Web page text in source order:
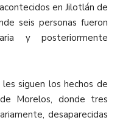
en Jilotlán de
seis personas fueron
y posteriormente
siguen los hechos de
Morelos, donde tres
desaparecidas